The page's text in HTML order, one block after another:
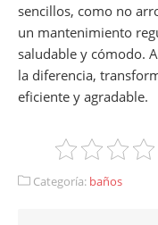
sencillos, como no
un mantenimiento
saludable y cómodo.
la diferencia,
eficiente y agradable.
Categoría: baños